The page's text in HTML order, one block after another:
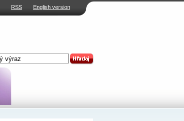
RSS English version